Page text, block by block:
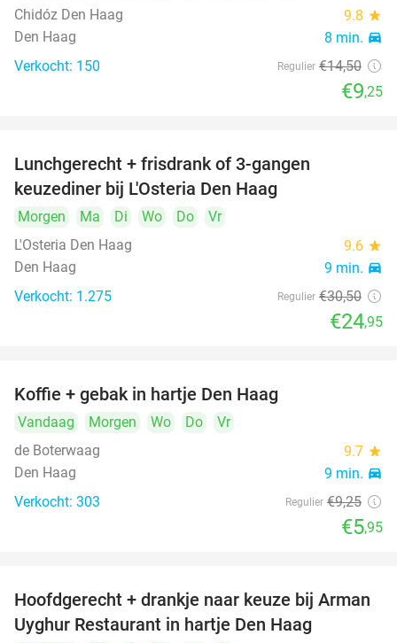
Chidóz Den Haag
9.8 star
Den Haag 8 min. directions_car
Verkocht: 150 Regulier €14,50
€9,25
Lunchgerecht + frisdrank of 3-gangen
keuzediner bij L'Osteria Den Haag
Morgen Ma Di Wo Do
Vr
L'Osteria Den Haag
9.6 star
Den Haag 9 min. directions_car
Verkocht: 1.275 Regulier €30,50
€24,95
Koffie + gebak in hartje Den Haag
Vandaag Morgen Wo Do
Vr
de Boterwaag
9.7 star
Den Haag 9 min. directions_car
Verkocht: 303 Regulier €9,25
€5,95
30%
Hoofdgerecht + drankje naar keuze bij Arman
Uyghur Restaurant in hartje Den Haag